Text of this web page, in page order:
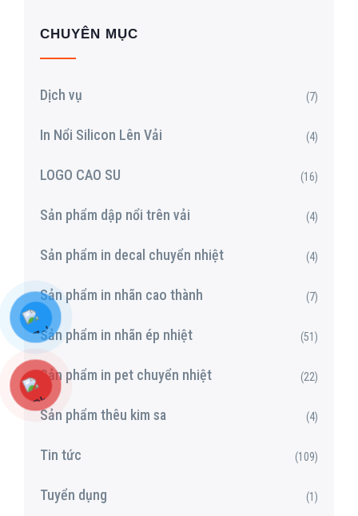
CHUYÊN MỤC
Dịch vụ (7)
In Nổi Silicon Lên Vải (4)
LOGO CAO SU (16)
Sản phẩm dập nổi trên vải (4)
Sản phẩm in decal chuyển nhiệt (4)
Sản phẩm in nhãn cao thành (7)
Sản phẩm in nhãn ép nhiệt (51)
Sản phẩm in pet chuyển nhiệt (22)
Sản phẩm thêu kim sa (4)
Tin tức (109)
Tuyển dụng (1)